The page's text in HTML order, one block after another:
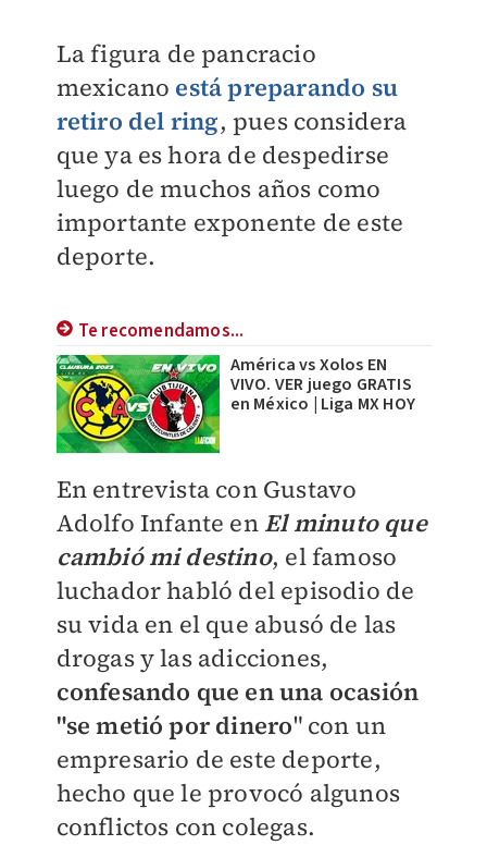
La figura de pancracio
mexicano está preparando su
retiro del ring, pues considera
que ya es hora de despedirse
luego de muchos años como
importante exponente de este
deporte.
Te recomendamos...
América vs Xolos EN
VIVO. VER juego GRATIS
en México | Liga MX HOY
En entrevista con Gustavo
Adolfo Infante en El minuto que
cambió mi destino, el famoso
luchador habló del episodio de
su vida en el que abusó de las
drogas y las adicciones,
confesando que en una ocasión
"se metió por dinero" con un
empresario de este deporte,
hecho que le provocó algunos
conflictos con colegas.